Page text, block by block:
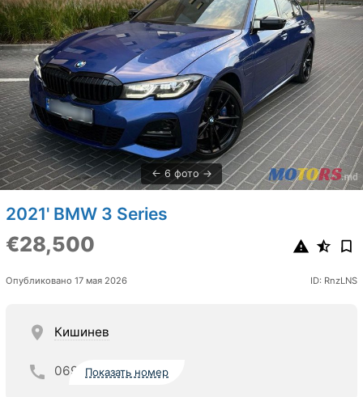
6 фото
2021' BMW 3 Series
€28,500
Опубликовано 17 мая 2026 ID: RnzLNS
Кишинев
069 Показать номер